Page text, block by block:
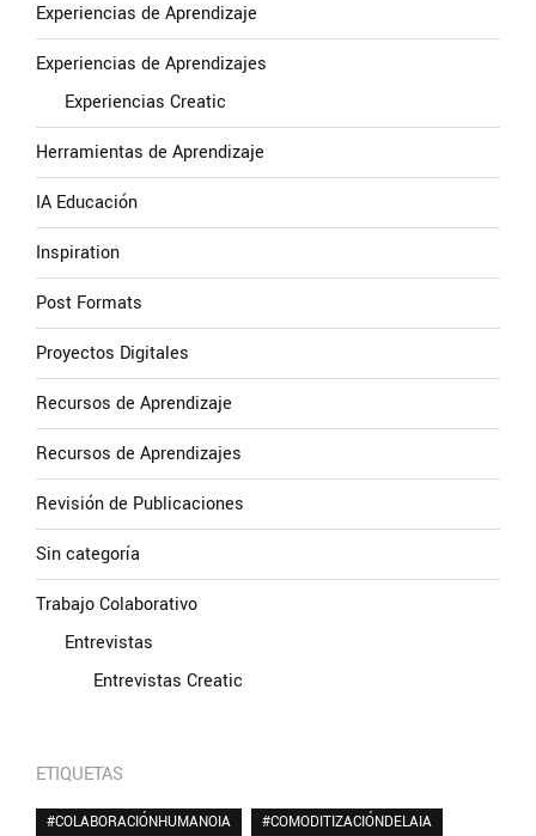
Experiencias de Aprendizaje
Experiencias de Aprendizajes
Experiencias Creatic
Herramientas de Aprendizaje
IA Educación
Inspiration
Post Formats
Proyectos Digitales
Recursos de Aprendizaje
Recursos de Aprendizajes
Revisión de Publicaciones
Sin categoría
Trabajo Colaborativo
Entrevistas
Entrevistas Creatic
ETIQUETAS
#COLABORACIÓNHUMANOIA
#COMODITIZACIÓNDELAIA